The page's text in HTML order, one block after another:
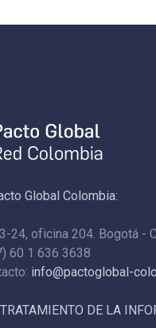
Global Colombia:
24, oficina 204. Bogotá -
60 1 636 3638
info@pactoglobal-
DE LA